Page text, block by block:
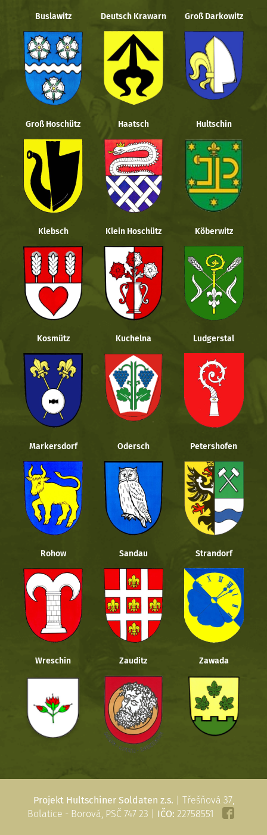
Buslawitz Deutsch Krawarn Groß Darkowitz
Groß Hoschütz Haatsch Hultschin
Klebsch Klein Hoschütz Köberwitz
Kosmütz Kuchelna Ludgerstal
Markersdorf Odersch Petershofen
Rohow Sandau Strandorf
Wreschin Zauditz Zawada
Projekt Hultschiner Soldaten z.s. | Třešňová 37,
Bolatice - Borová, PSČ 747 23 | IČO: 22758551